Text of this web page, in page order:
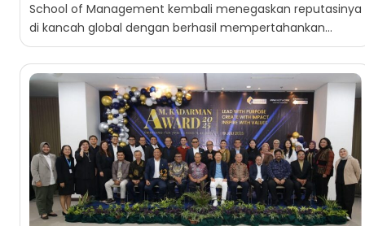
School of Management kembali menegaskan reputasinya
di kancah global dengan berhasil mempertahankan
akreditasi internasional dari ABEST21 (Alliance on...